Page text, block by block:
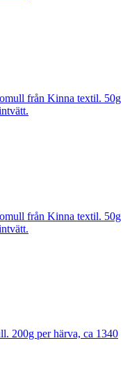
från Kinna textil. 50g
från Kinna textil. 50g
200g per härva, ca 1340